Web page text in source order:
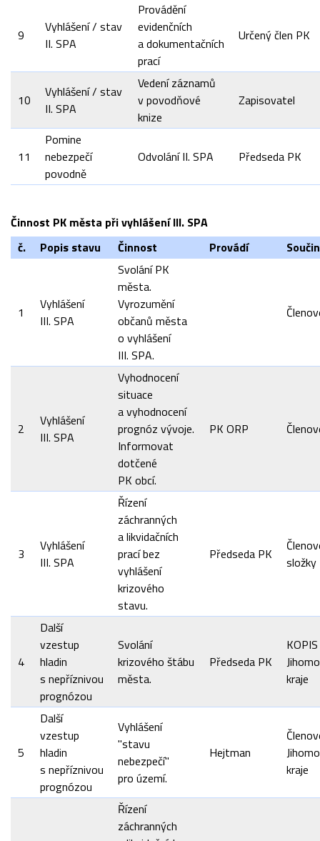
9
Vyhlášení / stav
II. SPA
Provádění
evidenčních
a dokumentačních
prací
Určený člen PK
10
Vyhlášení / stav
II. SPA
Vedení záznamů
v povodňové
knize
Zapisovatel
11
Pomine
nebezpečí
povodně
Odvolání II. SPA Předseda PK
Činnost PK města při vyhlášení III. SPA
č.
Popis stavu Činnost Provádí
1
Vyhlášení
III. SPA
Svolání PK
města.
Vyrozumění
občanů města
o vyhlášení
III. SPA.
2
Vyhlášení
III. SPA
Vyhodnocení
situace
a vyhodnocení
prognóz vývoje.
Informovat
dotčené
PK obcí.
PK ORP
3
Vyhlášení
III. SPA
Řízení
záchranných
a likvidačních
prací bez
vyhlášení
krizového
stavu.
Předseda PK
složky
4
Další
vzestup
hladin
s nepříznivou
prognózou
Svolání
krizového štábu
města.
Předseda PK
kraje
5
Další
vzestup
hladin
s nepříznivou
prognózou
Vyhlášení
"stavu
nebezpečí"
pro území.
Hejtman
kraje
Řízení
záchranných